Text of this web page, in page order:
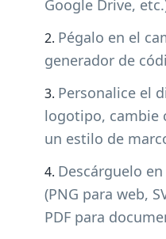
Google Drive,
Pégalo en el
generador de
Personalice el
logotipo, cambie
un estilo de
Descárguelo
(PNG para web,
PDF para